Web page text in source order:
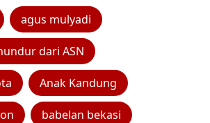
agus mulyadi
dari ASN
Anak Kandung
babelan bekasi